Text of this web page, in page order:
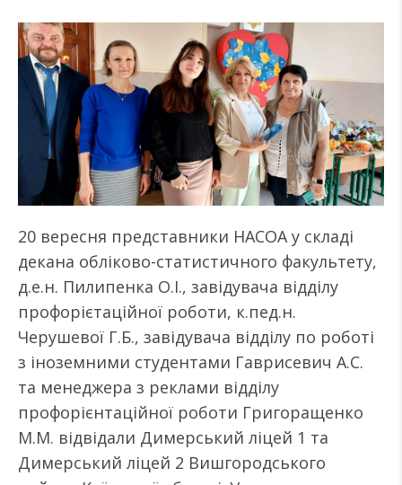
20 вересня представники НАСОА у складі
декана обліково-статистичного факультету,
д.е.н. Пилипенка О.І., завідувача відділу
профорієтаційної роботи, к.пед.н.
Черушевої Г.Б., завідувача відділу по роботі
з іноземними студентами Гаврисевич А.С.
та менеджера з реклами відділу
профорієнтаційної роботи Григоращенко
М.М. відвідали Димерський ліцей 1 та
Димерський ліцей 2 Вишгородського